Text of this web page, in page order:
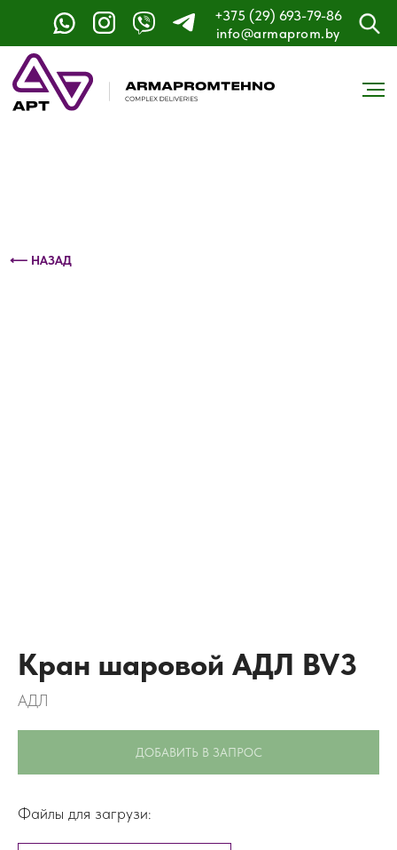
+375 (29) 693-79-86
info@armaprom.by
Контактный телефон: +375 (29) 693-79-86
⟵ НАЗАД
Кран шаровой АДЛ BV3
АДЛ
ДОБАВИТЬ В ЗАПРОС
Файлы для загрузи: